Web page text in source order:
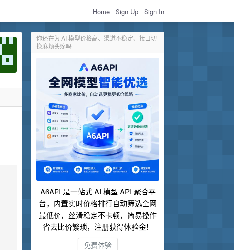
Home Sign Up Sign In
你还在为 AI 模型价格高、渠道不稳定、接口切
换麻烦头疼吗
A6API 是一站式 AI 模型 API 聚合平
台，内置实时价格排行自动筛选全网
最低价，丝滑稳定不卡顿，简易操作
省去比价繁琐，注册获得体验金！
免费体验